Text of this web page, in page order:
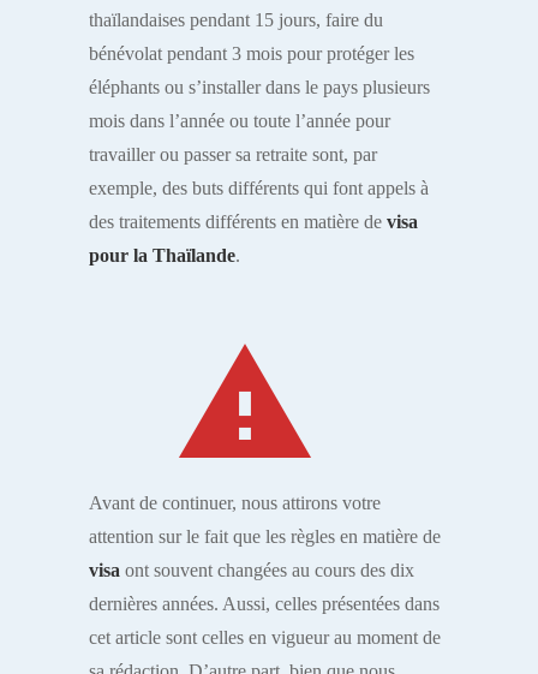
thaïlandaises pendant 15 jours, faire du
bénévolat pendant 3 mois pour protéger les
éléphants ou s’installer dans le pays plusieurs
mois dans l’année ou toute l’année pour
travailler ou passer sa retraite sont, par
exemple, des buts différents qui font appels à
des traitements différents en matière de visa
pour la Thaïlande.
warning
Avant de continuer, nous attirons votre
attention sur le fait que les règles en matière de
visa ont souvent changées au cours des dix
dernières années. Aussi, celles présentées dans
cet article sont celles en vigueur au moment de